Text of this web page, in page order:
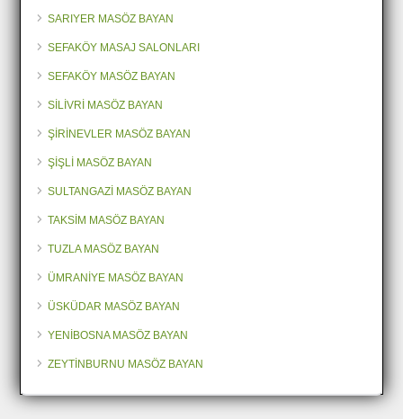
SARIYER MASÖZ BAYAN
SEFAKÖY MASAJ SALONLARI
SEFAKÖY MASÖZ BAYAN
SİLİVRİ MASÖZ BAYAN
ŞİRİNEVLER MASÖZ BAYAN
ŞİŞLİ MASÖZ BAYAN
SULTANGAZİ MASÖZ BAYAN
TAKSİM MASÖZ BAYAN
TUZLA MASÖZ BAYAN
ÜMRANİYE MASÖZ BAYAN
ÜSKÜDAR MASÖZ BAYAN
YENİBOSNA MASÖZ BAYAN
ZEYTİNBURNU MASÖZ BAYAN